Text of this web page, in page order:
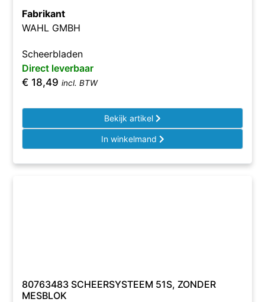
Fabrikant
WAHL GMBH
Scheerbladen
Direct leverbaar
€ 18,49 incl. BTW
Bekijk artikel
In winkelmand
80763483 SCHEERSYSTEEM 51S, ZONDER
MESBLOK